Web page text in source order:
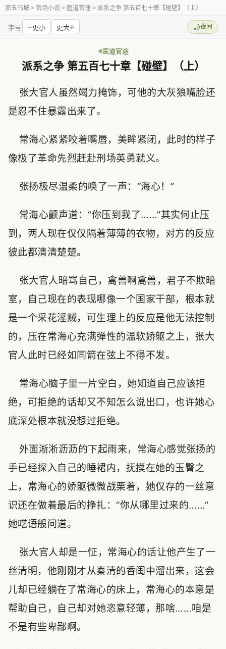
第五书城 > 官场小说 > 医道官途 > 派系之争 第五百七十章【碰壁】（上）
字号 −更小 更大+ 🌙夜间
医道官途
派系之争 第五百七十章【碰壁】（上）
张大官人虽然竭力掩饰，可他的大灰狼嘴脸还
是忍不住暴露出来了。
常海心紧紧咬着嘴唇，美眸紧闭，此时的样子
像极了革命先烈赶赴刑场英勇就义。
张扬极尽温柔的唤了一声：“海心！”
常海心颤声道：“你压到我了……”其实何止压
到，两人现在仅仅隔着薄薄的衣物，对方的反应
彼此都清清楚楚。
张大官人暗骂自己，禽兽啊禽兽，君子不欺暗
室，自己现在的表现哪像一个国家干部，根本就
是一个采花淫贼，可生理上的反应是他无法控制
的，压在常海心充满弹性的温软娇躯之上，张大
官人此时已经如同箭在弦上不得不发。
常海心脑子里一片空白，她知道自己应该拒
绝，可拒绝的话却又不知怎么说出口，也许她心
底深处根本就没想过拒绝。
外面淅淅沥沥的下起雨来，常海心感觉张扬的
手已经探入自己的睡裙内，抚摸在她的玉臀之
上，常海心的娇躯微微战栗着，她仅存的一丝意
识还在做着最后的挣扎：“你从哪里过来的……”
她呓语般问道。
张大官人却是一怔，常海心的话让他产生了一
丝清明，他刚刚才从秦清的香闺中溜出来，这会
儿却已经躺在了常海心的床上，常海心的本意是
帮助自己，自己却对她恣意轻薄，那啥……咱是
不是有些卑鄙啊。